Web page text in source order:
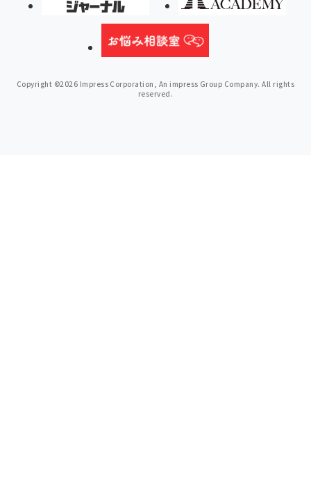
Copyright ©2026 Impress Corporation, An impress Group Company. All rights
reserved.